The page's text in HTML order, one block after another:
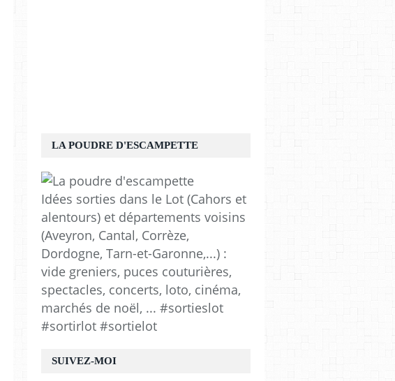
SUIVEZ-MOI
LA POUDRE D'ESCAMPETTE
Idées sorties dans le Lot (Cahors et
alentours) et départements voisins
(Aveyron, Cantal, Corrèze,
Dordogne, Tarn-et-Garonne,...) :
vide greniers, puces couturières,
spectacles, concerts, loto, cinéma,
marchés de noël, ... #sortieslot
#sortirlot #sortielot